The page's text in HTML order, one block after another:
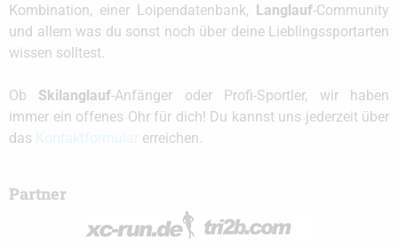
Kombination, einer Loipendatenbank, Langlauf-Community
und allem was du sonst noch über deine Lieblingssportarten
wissen solltest.
Ob Skilanglauf-Anfänger oder Profi-Sportler, wir haben
immer ein offenes Ohr für dich! Du kannst uns jederzeit über
das
erreichen.
Partner